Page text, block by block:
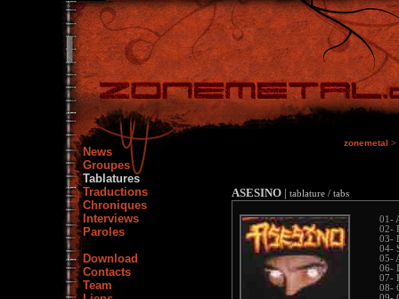
News
Groupes
Tablatures
Traductions
Chroniques
Interviews
Paroles
Download
Contacts
Team
zonemetal >
ASESINO | tablature / tabs
01-
02-
03-
04-
05-
06-
07-
08-